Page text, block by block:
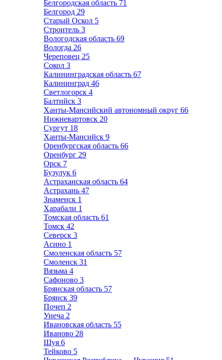
Белгородская область 71
Белгород 29
Старый Оскол 5
Строитель 3
Вологодская область 69
Вологда 26
Череповец 25
Сокол 3
Калининградская область 67
Калининград 46
Светлогорск 4
Балтийск 3
Ханты-Мансийский автономный округ 66
Нижневартовск 20
Сургут 18
Ханты-Мансийск 9
Оренбургская область 66
Оренбург 29
Орск 7
Бузулук 6
Астраханская область 64
Астрахань 47
Знаменск 1
Харабали 1
Томская область 61
Томск 42
Северск 3
Асино 1
Смоленская область 57
Смоленск 31
Вязьма 4
Сафоново 3
Брянская область 57
Брянск 39
Почеп 2
Унеча 2
Ивановская область 55
Иваново 28
Шуя 6
Тейково 5